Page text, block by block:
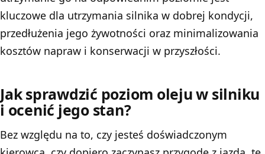
kluczowe dla utrzymania silnika w dobrej kondycji,
przedłużenia jego żywotności oraz minimalizowania
kosztów napraw i konserwacji w przyszłości.
Jak sprawdzić poziom oleju w silniku
i ocenić jego stan?
Bez względu na to, czy jesteś doświadczonym